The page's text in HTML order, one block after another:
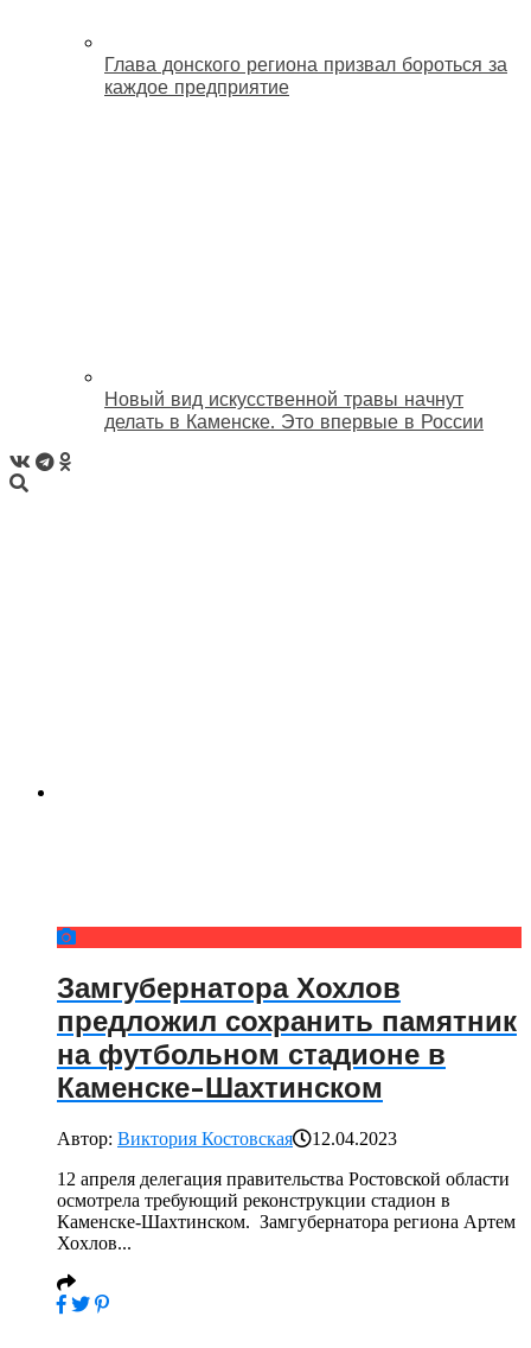
Глава донского региона призвал бороться за
каждое предприятие
Новый вид искусственной травы начнут
делать в Каменске. Это впервые в России
Замгубернатора Хохлов
предложил сохранить памятник
на футбольном стадионе в
Каменске-Шахтинском
Автор: Виктория Костовская
12.04.2023
12 апреля делегация правительства Ростовской области
осмотрела требующий реконструкции стадион в
Каменске-Шахтинском. Замгубернатора региона Артем
Хохлов...